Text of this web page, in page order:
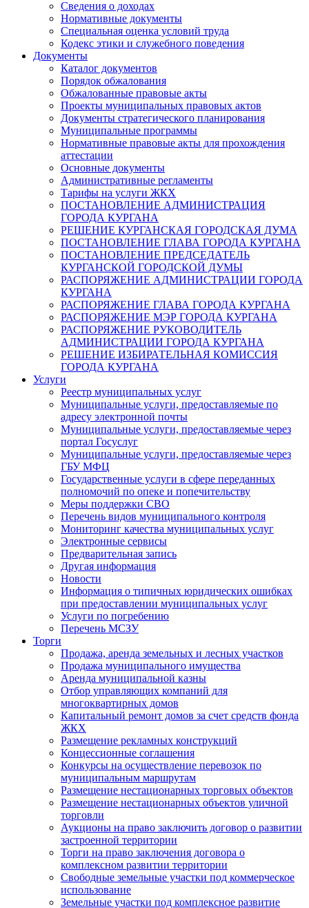
Сведения о доходах
Нормативные документы
Специальная оценка условий труда
Кодекс этики и служебного поведения
Документы
Каталог документов
Порядок обжалования
Обжалованные правовые акты
Проекты муниципальных правовых актов
Документы стратегического планирования
Муниципальные программы
Нормативные правовые акты для прохождения
аттестации
Основные документы
Административные регламенты
Тарифы на услуги ЖКХ
ПОСТАНОВЛЕНИЕ АДМИНИСТРАЦИЯ
ГОРОДА КУРГАНА
РЕШЕНИЕ КУРГАНСКАЯ ГОРОДСКАЯ ДУМА
ПОСТАНОВЛЕНИЕ ГЛАВА ГОРОДА КУРГАНА
ПОСТАНОВЛЕНИЕ ПРЕДСЕДАТЕЛЬ
КУРГАНСКОЙ ГОРОДСКОЙ ДУМЫ
РАСПОРЯЖЕНИЕ АДМИНИСТРАЦИИ ГОРОДА
КУРГАНА
РАСПОРЯЖЕНИЕ ГЛАВА ГОРОДА КУРГАНА
РАСПОРЯЖЕНИЕ МЭР ГОРОДА КУРГАНА
РАСПОРЯЖЕНИЕ РУКОВОДИТЕЛЬ
АДМИНИСТРАЦИИ ГОРОДА КУРГАНА
РЕШЕНИЕ ИЗБИРАТЕЛЬНАЯ КОМИССИЯ
ГОРОДА КУРГАНА
Услуги
Реестр муниципальных услуг
Муниципальные услуги, предоставляемые по
адресу электронной почты
Муниципальные услуги, предоставляемые через
портал Госуслуг
Муниципальные услуги, предоставляемые через
ГБУ МФЦ
Государственные услуги в сфере переданных
полномочий по опеке и попечительству
Меры поддержки СВО
Перечень видов муниципального контроля
Мониторинг качества муниципальных услуг
Электронные сервисы
Предварительная запись
Другая информация
Новости
Информация о типичных юридических ошибках
при предоставлении муниципальных услуг
Услуги по погребению
Перечень МСЗУ
Торги
Продажа, аренда земельных и лесных участков
Продажа муниципального имущества
Аренда муниципальной казны
Отбор управляющих компаний для
многоквартирных домов
Капитальный ремонт домов за счет средств фонда
ЖКХ
Размещение рекламных конструкций
Концессионные соглашения
Конкурсы на осуществление перевозок по
муниципальным маршрутам
Размещение нестационарных торговых объектов
Размещение нестационарных объектов уличной
торговли
Аукционы на право заключить договор о развитии
застроенной территории
Торги на право заключения договора о
комплексном развитии территории
Свободные земельные участки под коммерческое
использование
Земельные участки под комплексное развитие